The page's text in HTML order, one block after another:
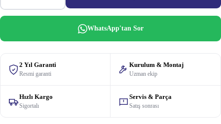
WhatsApp'tan Sor
2 Yıl Garanti
Resmi garanti
Kurulum & Montaj
Uzman ekip
Hızlı Kargo
Sigortalı
Servis & Parça
Satış sonrası